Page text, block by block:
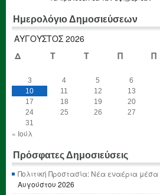
Ημερολόγιο Δημοσιεύσεων
ΑΎΓΟΥΣΤΟΣ 2026
Δ
Τ Τ Π Π
3
4 5 6
10
11 12 13
17
18 19 20
24
25 26 27
31
« Ιούλ
Πρόσφατες Δημοσιεύσεις
Πολιτική Προστασία: Νέα εναέρια μέσα
Αυγούστου 2026